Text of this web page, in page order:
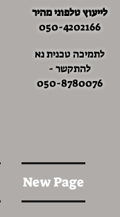
לייעוץ טלפוני מהיר
050-4202166
לתמיכה טכנית נא
להתקשר -
050-8780076
New Page